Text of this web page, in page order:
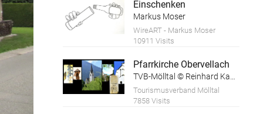
Einschenken
Markus Moser
WireART - Markus Moser
10911 Visits
Pfarrkirche Obervellach
TVB-Mölltal © Reinhard Kager
Tourismusverband Mölltal
7858 Visits